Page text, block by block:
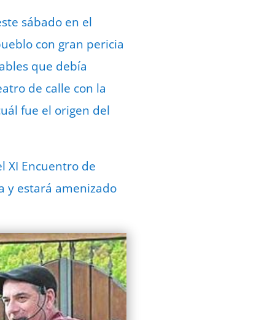
sábado en el
con gran pericia
que debía
de calle con la
fue el origen del
XI Encuentro de
y estará amenizado